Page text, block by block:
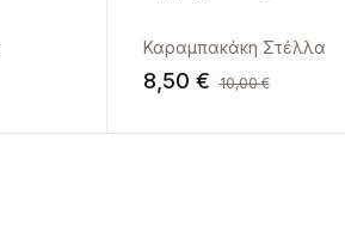
Καραμπακάκη Στέλλα
8,50 € 10,00€